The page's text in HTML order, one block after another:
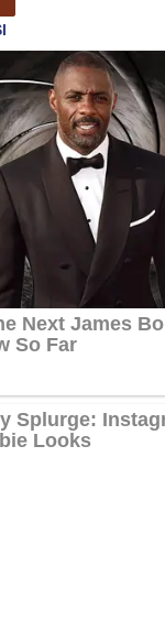
Republik
Kelurahan
Suraukur,
to Door System
wilayah Kelurahan
pada Rabu
berlangsung sejak
menyasar
lingkungan yang
Langsung
kegiatan ini,
mendatangi warga
rumah untuk
menyampaikan
Kehadiran
yang sebagian
momentum HUT
persiapan
dialog
kondisi